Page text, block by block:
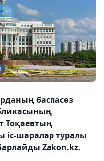
баспасөз
Тоқаевтың
іс-шаралар туралы
Zakon.kz.